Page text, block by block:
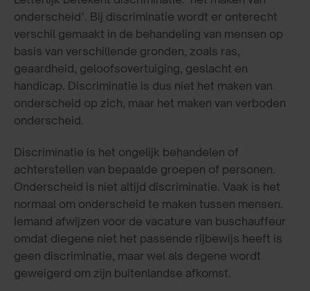
onderscheid’. Bij discriminatie wordt er onterecht
verschil gemaakt in de behandeling van mensen op
basis van verschillende gronden, zoals ras,
geaardheid, geloofsovertuiging, geslacht en
handicap. Discriminatie is dus niet het maken van
onderscheid op zich, maar het maken van verboden
onderscheid.
Discriminatie is het ongelijk behandelen of
achterstellen van bepaalde groepen of personen.
Onderscheid is niet altijd discriminatie. Vaak is het
normaal om onderscheid te maken tussen mensen.
Iemand afwijzen voor de vacature van buschauffeur
omdat diegene niet het passende rijbewijs heeft is
geen discriminatie, maar wel als degene wordt
geweigerd om zijn buitenlandse afkomst.